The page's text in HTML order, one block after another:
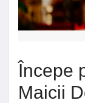
Începe
Maicii